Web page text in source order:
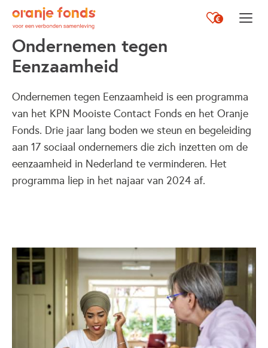
Ondernemen tegen
Eenzaamheid
Ondernemen tegen Eenzaamheid is een programma
van het KPN Mooiste Contact Fonds en het Oranje
Fonds. Drie jaar lang boden we steun en begeleiding
aan 17 sociaal ondernemers die zich inzetten om de
eenzaamheid in Nederland te verminderen. Het
programma liep in het najaar van 2024 af.